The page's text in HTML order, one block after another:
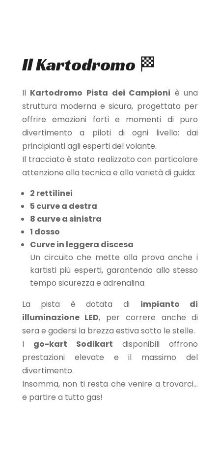
IlKartodromo 🏁
Il Kartodromo Pista dei Campioni è una
struttura moderna e sicura, progettata per
offrire emozioni forti e momenti di puro
divertimento a piloti di ogni livello: dai
principianti agli esperti del volante.
Il tracciato è stato realizzato con particolare
attenzione alla tecnica e alla varietà di guida:
2 rettilinei
5 curve a destra
8 curve a sinistra
1 dosso
Curve in leggera discesa
Un circuito che mette alla prova anche i
kartisti più esperti, garantendo allo stesso
tempo sicurezza e adrenalina.
La pista è dotata di impianto di
illuminazione LED, per correre anche di
sera e godersi la brezza estiva sotto le stelle.
I go-kart Sodikart disponibili offrono
prestazioni elevate e il massimo del
divertimento.
Insomma, non ti resta che venire a trovarci…
e partire a tutto gas!